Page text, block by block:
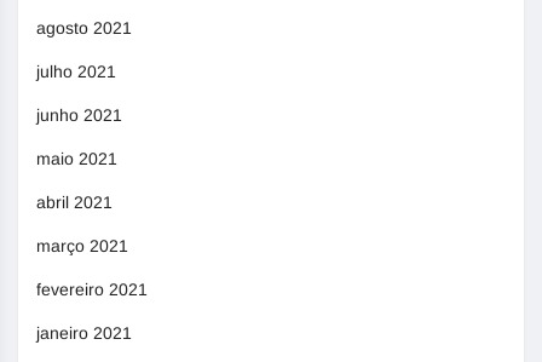
agosto 2021
julho 2021
junho 2021
maio 2021
abril 2021
março 2021
fevereiro 2021
janeiro 2021